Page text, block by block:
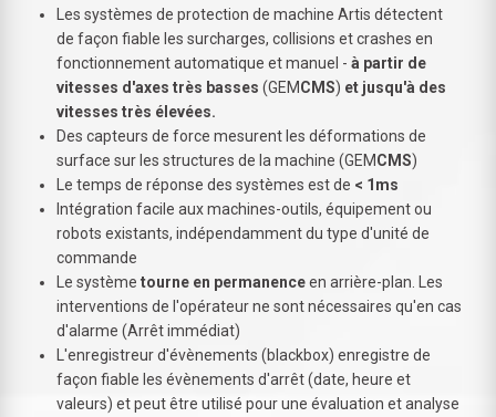
Les systèmes de protection de machine Artis détectent
de façon fiable les surcharges, collisions et crashes en
fonctionnement automatique et manuel - à partir de
vitesses d'axes très basses (GEMCMS) et jusqu'à des
vitesses très élevées.
Des capteurs de force mesurent les déformations de
surface sur les structures de la machine (GEMCMS)
Le temps de réponse des systèmes est de < 1ms
Intégration facile aux machines-outils, équipement ou
robots existants, indépendamment du type d'unité de
commande
Le système tourne en permanenceen arrière-plan. Les
interventions de l'opérateur ne sont nécessaires qu'en cas
d'alarme (Arrêt immédiat)
L'enregistreur d'évènements (blackbox) enregistre de
façon fiable les évènements d'arrêt (date, heure et
valeurs) et peut être utilisé pour une évaluation et analyse